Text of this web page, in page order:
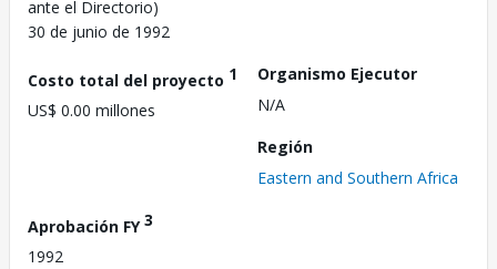
ante el Directorio)
30 de junio de 1992
Costo total del proyecto 1
US$ 0.00 millones
Organismo Ejecutor
N/A
Región
Eastern and Southern Africa
Aprobación FY3
1992